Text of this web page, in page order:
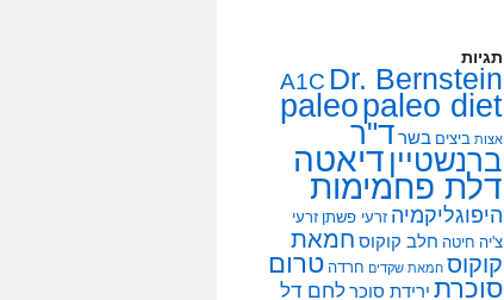
תגיות
A1C Dr. Bernstein
paleopaleo diet
אצות ביצים בשרד"ר
ברנשטיין דיאטה
דלת פחמימות
היפוגליקמיה זרעי פשתן זרעי
צ'יה חיטה חלב קוקוס חמאת
קוקוס חמאת שקדים חרדה טרום
סוכרת ירידת סוכרלחם דל